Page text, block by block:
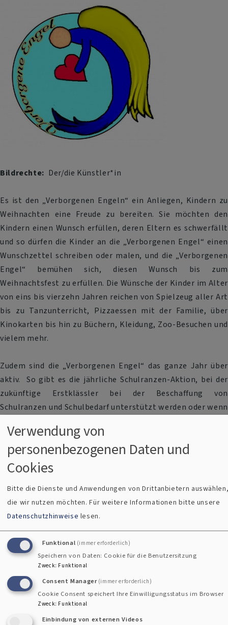
Bildrechte Der/die Künstler*in
Es ist den „Verborgenen Engeln“ ein Anliegen, Kindern zu
Weihnachten eine Freude zu bereiten. Sie möchten den
Kindern einen Wunsch erfüllen, deren Eltern es schwerfällt
und so dürfen die Kinder an die „Verborgenen Engel“ einen
Wunschzettel schreiben oder malen, und die „Verborgenen
Engel“ bemühen sich, diesen Wunsch bis zum
Weihnachtsfest zu erfüllen. Die Wünsche der Kinder im Alter
von eins bis vierzehn Jahren reichen von Spielzeug aller Art
bis zu Tanzunterricht, Pizzaessen mit der Familie, über
Kinokarten bis hin zu Büchern, Kleidung, Zoo-Besuchen und
vielem mehr.
Zudem sind die „Verborgenen Engel“ das ganze Jahr über
aktiv. So gibt es die jährliche Schulranzen-Aktion, bei der
zukünftige Erstklässler bei der Beschaffung von
Schulranzen und Schulbedarf unterstützt werden oder wenn
Therapiestunden jeglicher Art benötigt werden.
Die „Verborgenen Engeln“ sind immer die richtigen
Adressatinnen, wenn es darum geht, ein bisschen Freude
und Erleichterung in die Familien zu bringen, die nicht auf
der Sonnenseite des Lebens stehen.
Spendenkonto:
Verborgene Engel
IBAN DE64 7039 0000 0004 5676 09
Verwendung von
personenbezogenen Daten und
Cookies
Bitte die Dienste und Anwendungen von Drittanbietern
die wir nutzen möchten.Für weitere Informationen bitte unsere
Datenschutzhinweise lesen.
Funktional (immer erforderlich)
Speichern von Daten: Cookie für die Benutzersitzung
Zweck: Funktional
Consent Manager (immer erforderlich)
Cookie Consent speichert Ihre Einwilligungsstatus im Browser
Zweck: Funktional
Einbindung von externen Videos